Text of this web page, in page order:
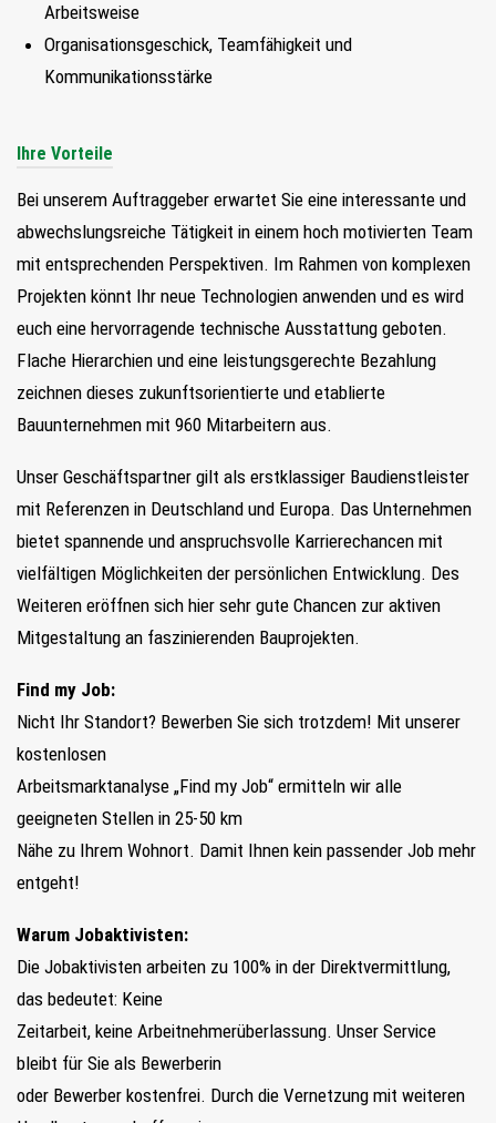
Arbeitsweise
Organisationsgeschick, Teamfähigkeit und
Kommunikationsstärke
Ihre Vorteile
Bei unserem Auftraggeber erwartet Sie eine interessante und
abwechslungsreiche Tätigkeit in einem hoch motivierten Team
mit entsprechenden Perspektiven. Im Rahmen von komplexen
Projekten könnt Ihr neue Technologien anwenden und es wird
euch eine hervorragende technische Ausstattung geboten.
Flache Hierarchien und eine leistungsgerechte Bezahlung
zeichnen dieses zukunftsorientierte und etablierte
Bauunternehmen mit 960 Mitarbeitern aus.
Unser Geschäftspartner gilt als erstklassiger Baudienstleister
mit Referenzen in Deutschland und Europa. Das Unternehmen
bietet spannende und anspruchsvolle Karrierechancen mit
vielfältigen Möglichkeiten der persönlichen Entwicklung. Des
Weiteren eröffnen sich hier sehr gute Chancen zur aktiven
Mitgestaltung an faszinierenden Bauprojekten.
Find my Job:
Nicht Ihr Standort? Bewerben Sie sich trotzdem! Mit unserer
kostenlosen
Arbeitsmarktanalyse „Find my Job“ ermitteln wir alle
geeigneten Stellen in 25-50 km
Nähe zu Ihrem Wohnort. Damit Ihnen kein passender Job mehr
entgeht!
Warum Jobaktivisten:
Die Jobaktivisten arbeiten zu 100% in der Direktvermittlung,
das bedeutet: Keine
Zeitarbeit, keine Arbeitnehmerüberlassung. Unser Service
bleibt für Sie als Bewerberin
oder Bewerber kostenfrei. Durch die Vernetzung mit weiteren